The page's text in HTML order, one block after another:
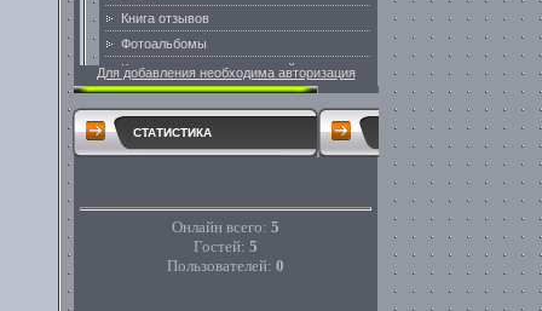
Для добавления необходима авторизация
СТАТИСТИКА
Онлайн всего: 5
Гостей: 5
Пользователей: 0